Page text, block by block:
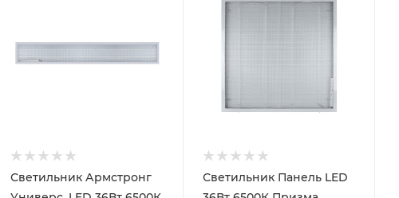
Светильник Армстронг
Светильник Панель LED